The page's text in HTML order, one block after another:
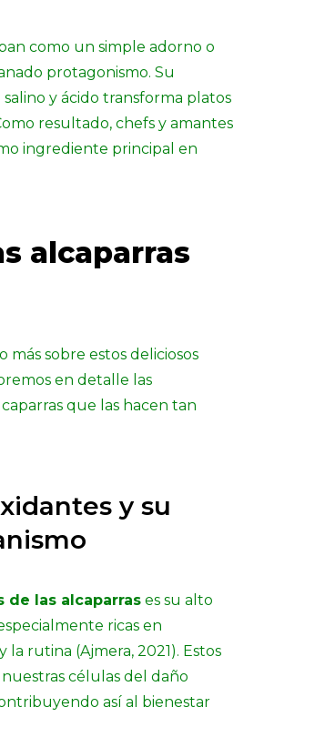
como un simple adorno o
protagonismo. Su
y ácido transforma platos
resultado, chefs y amantes
ingrediente principal en
alcaparras
sobre estos deliciosos
en detalle las
que las hacen tan
y su
de las alcaparras es su alto
ricas en
rutina (Ajmera, 2021). Estos
células del daño
así al bienestar